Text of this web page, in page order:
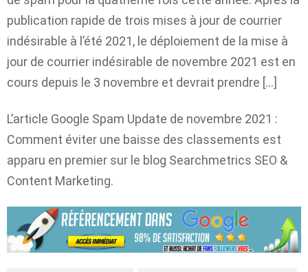
publication rapide de trois mises à jour de courrier
indésirable à l’été 2021, le déploiement de la mise à
jour de courrier indésirable de novembre 2021 est en
cours depuis le 3 novembre et devrait prendre […]
L’article Google Spam Update de novembre 2021 :
Comment éviter une baisse des classements est
apparu en premier sur le blog Searchmetrics SEO &
Content Marketing.